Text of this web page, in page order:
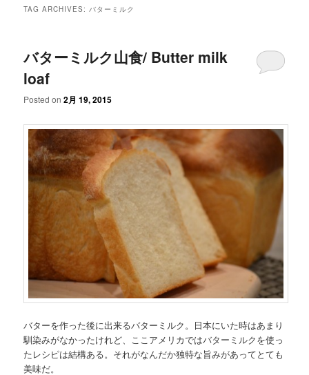
TAG ARCHIVES:バターミルク
バターミルク山食/ Butter milk
loaf
Posted on2月 19, 2015
バターを作った後に出来るバターミルク。日本にいた時はあまり
馴染みがなかったけれど、ここアメリカではバターミルクを使っ
たレシピは結構ある。それがなんだか独特な旨みがあってとても
美味だ。